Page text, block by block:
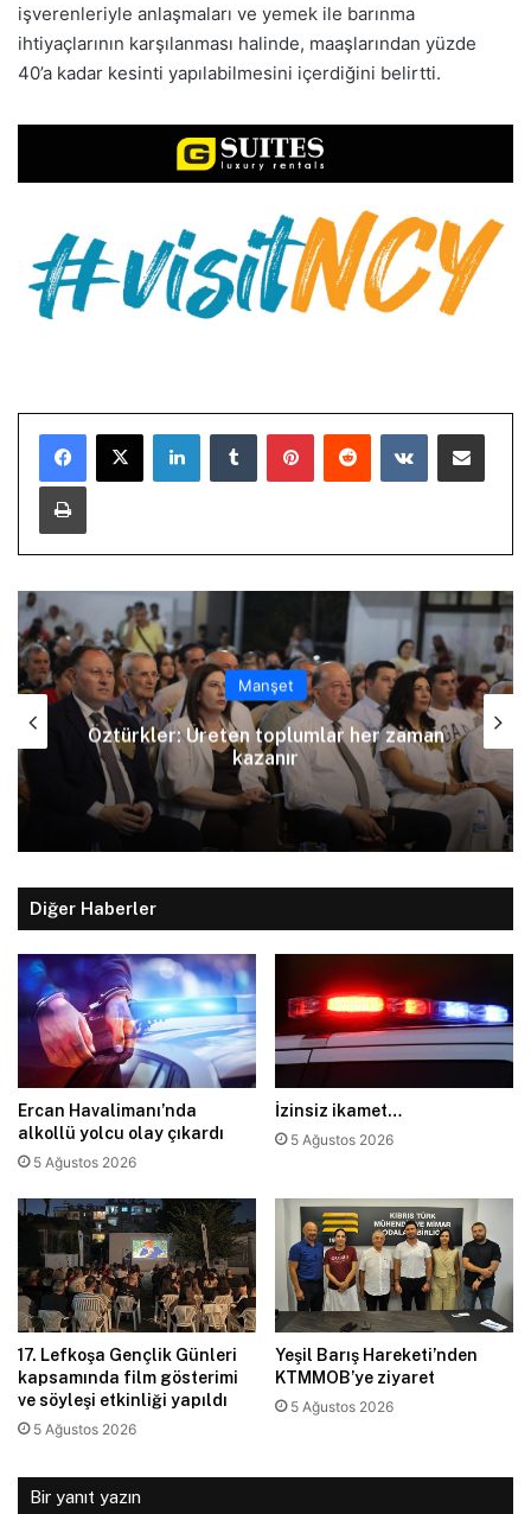
işverenleriyle anlaşmaları ve yemek ile barınma
ihtiyaçlarının karşılanması halinde, maaşlarından yüzde
40’a kadar kesinti yapılabilmesini içerdiğini belirtti.
LinkedInTumblr PinterestReddit VKontakteE-Posta ile paylaş
Yazdır
Manşet
Arıklı, YDP’nin Lefkoşa Türk Belediyesi
Başkan Adayını açıkladı
Diğer Haberler
Ercan Havalimanı’nda
alkollü yolcu olay çıkardı
5 Ağustos 2026
İzinsiz ikamet…
5 Ağustos 2026
17. Lefkoşa Gençlik Günleri
kapsamında film gösterimi
ve söyleşi etkinliği yapıldı
5 Ağustos 2026
Yeşil Barış Hareketi’nden
KTMMOB’ye ziyaret
5 Ağustos 2026
Bir yanıt yazın